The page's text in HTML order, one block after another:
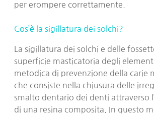
per erompere correttamente.
Cos’è la sigillatura dei solchi?
La sigillatura dei solchi e delle
superficie masticatoria degli
metodica di prevenzione della carie
che consiste nella chiusura delle
smalto dentario dei denti attraverso
di una resina composita. In questo